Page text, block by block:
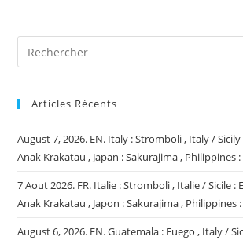
Articles Récents
August 7, 2026. EN. Italy : Stromboli , Italy /
Anak Krakatau , Japan : Sakurajima , Philippines
7 Aout 2026. FR. Italie : Stromboli , Italie / Sicile :
Anak Krakatau , Japon : Sakurajima , Philippines
August 6, 2026. EN. Guatemala : Fuego , Italy /